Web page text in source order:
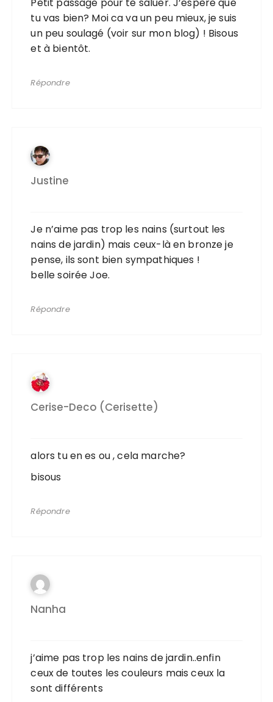
tu vas bien? Moi ca va un peu mieux, je suis
un peu soulagé (voir sur mon blog) ! Bisous
et à bientôt.
Répondre
Justine
Je n’aime pas trop les nains (surtout les
nains de jardin) mais ceux-là en bronze je
pense, ils sont bien sympathiques !
belle soirée Joe.
Répondre
Cerise-Deco (cerisette)
alors tu en es ou , cela marche?
bisous
Répondre
Nanha
j’aime pas trop les nains de jardin..enfin
ceux de toutes les couleurs mais ceux la
sont différents